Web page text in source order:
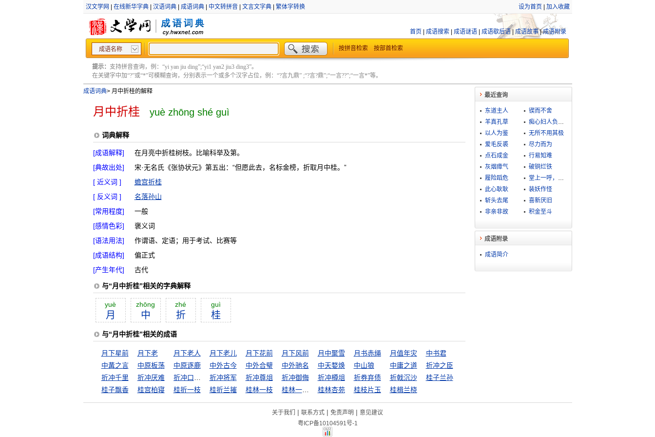
汉文学网 在线新华字典| 汉语词典| 成语词典| 中文转拼音| 文言文字典| 繁体字转换 设为首页 加入收藏
首页 成语搜索| 成语谜语| 成语歇后语| 成语故事|成语附录
成语名称 按拼音检索 按部首检索
提示： 支持拼音查询，例：“yi yan jiu ding”;“yi1 yan2 jiu3 ding3”。
在关键字中加“?”或“*”可模糊查询，分别表示一个或多个汉字占位，例：“?言九鼎” ;“?言?鼎”;“一言??”;“一言*”等。
成语词典>月中折桂的解释
月中折桂 yuè zhōng shé guì
词典解释
[成语解释]
在月亮中折桂树枝。比喻科举及第。
[典故出处]
宋·无名氏《张协状元》第五出：“但愿此去，名标金榜，折取月中桂。”
[ 近义词 ]
蟾宫折桂
[ 反义词 ]
名落孙山
[常用程度]
一般
[感情色彩]
褒义词
[语法用法]
作谓语、定语；用于考试、比赛等
[成语结构]
偏正式
[产生年代]
古代
与“月中折桂”相关的字典解释
yuè
月
zhōng
中
zhé
折
guì
桂
与“月中折桂”相关的成语
月下星前 月下老 月下老人 月下老儿 月下花前 月下风前 月中聚雪 月书赤绳 月值年灾
中书君
中冓之言
中原板荡 中原逐鹿 中外古今 中外合璧 中外驰名 中天婺焕 中山狼 中庸之道
折冲之臣
折冲千里
折冲厌难 折冲将军 折冲尊俎 折冲御侮 折冲樽俎 折券弃债 折戟沉沙
桂子兰孙
桂子飘香
桂宫柏寝 桂折一枝 桂折兰摧 桂林一枝 桂林一枝，昆山片玉 桂林杏苑 桂枝片玉 桂楫兰桡
最近查询
东道主人
锲而不舍
羊真孔草
痴心妇人负心汉
以人为鉴
无所不用其极
爱毛反裘
尽力而为
点石成金
行易知难
灰烟瘴气
破铜烂铁
履险蹈危
堂上一呼，阶下百诺
此心耿耿
装妖作怪
斩头去尾
喜新厌旧
非亲非故
积金至斗
成语附录
成语简介
关于我们 | 联系方式 | 免责声明 | 意见建议
粤ICP备10104591号-1